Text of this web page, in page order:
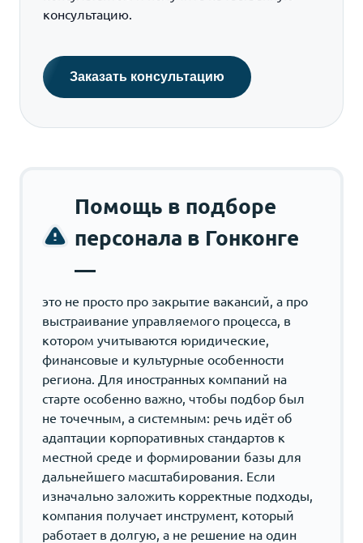
консультацию.
Заказать консультацию
Помощь в подборе
персонала в Гонконге
—
это не просто про закрытие вакансий, а про
выстраивание управляемого процесса, в
котором учитываются юридические,
финансовые и культурные особенности
региона. Для иностранных компаний на
старте особенно важно, чтобы подбор был
не точечным, а системным: речь идёт об
адаптации корпоративных стандартов к
местной среде и формировании базы для
дальнейшего масштабирования. Если
изначально заложить корректные подходы,
компания получает инструмент, который
работает в долгую, а не решение на один